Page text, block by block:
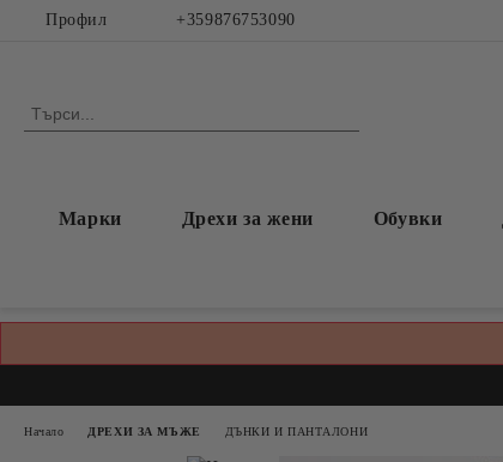
Профил +359876753090
Марки Дрехи за жени Обувки
Начало ДРЕХИ ЗА МЪЖЕ ДЪНКИ И ПАНТАЛОНИ